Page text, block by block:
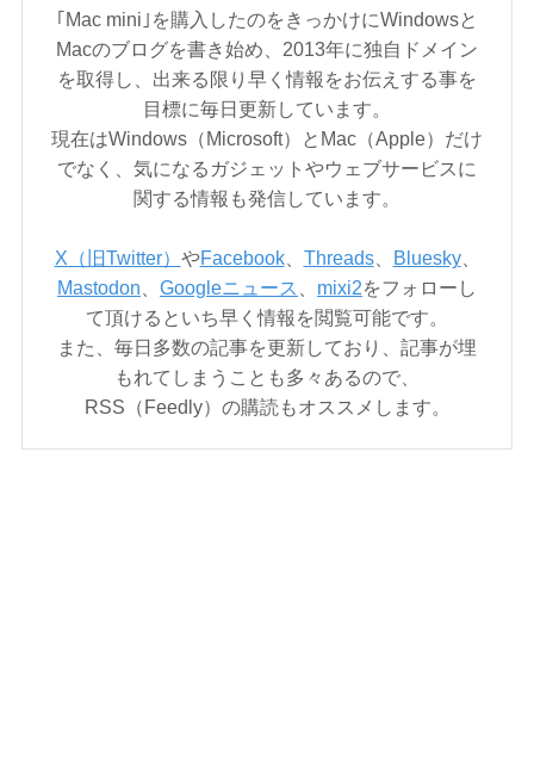
｢Mac mini｣を購入したのをきっかけにWindowsと
Macのブログを書き始め、2013年に独自ドメイン
を取得し、出来る限り早く情報をお伝えする事を
目標に毎日更新しています。
現在はWindows（Microsoft）とMac（Apple）だけ
でなく、気になるガジェットやウェブサービスに
関する情報も発信しています。
X（旧Twitter） やFacebook、 Threads、 Bluesky、
Mastodon
Googleニュース mixi2をフォローし
て頂けるといち早く情報を閲覧可能です。
また、毎日多数の記事を更新しており、記事が埋
もれてしまうことも多々あるので、
RSS（Feedly）の購読もオススメします。